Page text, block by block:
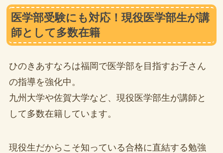
医学部受験にも対応！現役医学部生が講
師として多数在籍
ひのきあすなろは福岡で医学部を目指すお子さん
の指導を強化中。
九州大学や佐賀大学など、現役医学部生が講師と
して多数在籍しています。
現役生だからこそ知っている合格に直結する勉強